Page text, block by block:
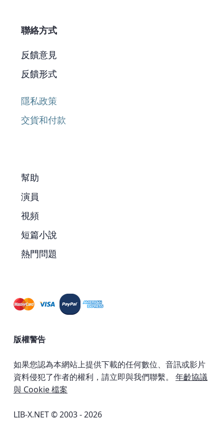
聯絡方式
反饋意見
反饋形式
隱私政策
交貨和付款
幫助
演員
視頻
短篇小說
熱門問題
版權警告
如果您認為本網站上提供下載的任何數位、音訊或影片
資料侵犯了作者的權利，請立即與我們聯繫。 年齡協議
與 Cookie 檔案
LIB-X.NET © 2003 - 2026